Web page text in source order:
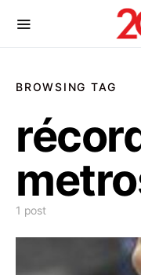
BROWSING TAG
1 post